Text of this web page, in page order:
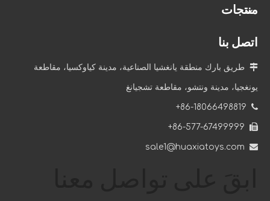
منتجات
اتصل بنا
 طريق بارك منطقة يانغشيا الصناعية، مدينة كياوكسيا، مقاطعة
يونغجيا، مدينة ونتشو، مقاطعة تشجيانغ

86-18066498819+

86-577-67499999+

sale1@huaxiatoys.com